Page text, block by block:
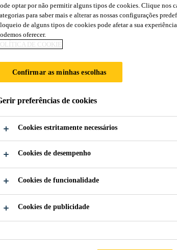
cozinhas
começar o novo ano com a casa
Entre as pesquisas que mais cresceram no
é uma das principais, tendo aumentado em
social. A aderência ao homeoffice foi
optar por não permitir alguns tipos de cookies. Clique nos
para saber mais e alterar as nossas configurações
de alguns tipos de cookies pode afetar a sua
oferecer.
DE COOKIE
Confirmar as minhas escolhas
preferências de cookies
Cookies estritamente necessários
Cookies de desempenho
Cookies de funcionalidade
Cookies de publicidade